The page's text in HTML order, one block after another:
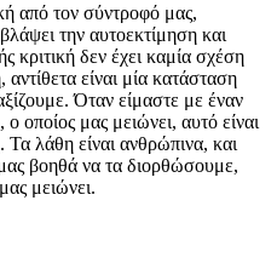
από τον σύντροφό μας,
την αυτοεκτίμηση και
κριτική δεν έχει καμία σχέση
είναι μία κατάσταση
Όταν είμαστε με έναν
οποίος μας μειώνει, αυτό είναι
λάθη είναι ανθρώπινα, και
βοηθά να τα διορθώσουμε,
μειώνει.